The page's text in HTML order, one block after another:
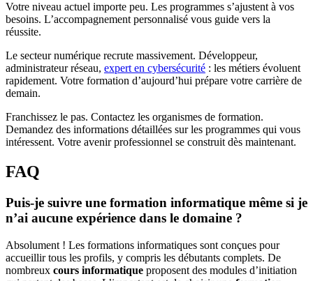
Votre niveau actuel importe peu. Les programmes s’ajustent à vos
besoins. L’accompagnement personnalisé vous guide vers la
réussite.
Le secteur numérique recrute massivement. Développeur,
administrateur réseau, expert en cybersécurité : les métiers évoluent
rapidement. Votre formation d’aujourd’hui prépare votre carrière de
demain.
Franchissez le pas. Contactez les organismes de formation.
Demandez des informations détaillées sur les programmes qui vous
intéressent. Votre avenir professionnel se construit dès maintenant.
FAQ
Puis-je suivre une formation informatique même si je
n’ai aucune expérience dans le domaine ?
Absolument ! Les formations informatiques sont conçues pour
accueillir tous les profils, y compris les débutants complets. De
nombreux cours informatique proposent des modules d’initiation